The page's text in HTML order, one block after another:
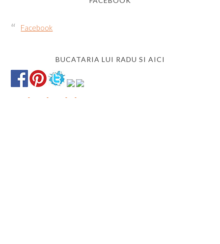
Facebook
BUCATARIA LUI RADU SI AICI